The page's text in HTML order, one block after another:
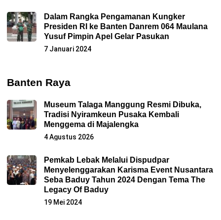
Dalam Rangka Pengamanan Kungker
Presiden RI ke Banten Danrem 064 Maulana
Yusuf Pimpin Apel Gelar Pasukan
7 Januari 2024
Banten Raya
Museum Talaga Manggung Resmi Dibuka,
Tradisi Nyiramkeun Pusaka Kembali
Menggema di Majalengka
4 Agustus 2026
Pemkab Lebak Melalui Dispudpar
Menyelenggarakan Karisma Event Nusantara
Seba Baduy Tahun 2024 Dengan Tema The
Legacy Of Baduy
19 Mei 2024